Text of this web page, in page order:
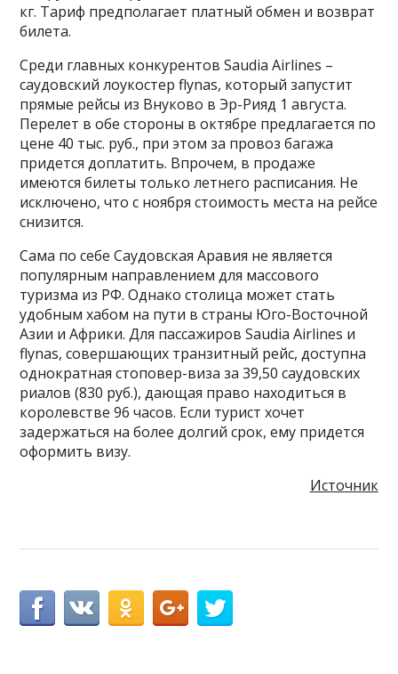
кг. Тариф предполагает платный обмен и возврат
билета.
Среди главных конкурентов Saudia Airlines –
саудовский лоукостер flynas, который запустит
прямые рейсы из Внуково в Эр-Рияд 1 августа.
Перелет в обе стороны в октябре предлагается по
цене 40 тыс. руб., при этом за провоз багажа
придется доплатить. Впрочем, в продаже
имеются билеты только летнего расписания. Не
исключено, что с ноября стоимость места на рейсе
снизится.
Сама по себе Саудовская Аравия не является
популярным направлением для массового
туризма из РФ. Однако столица может стать
удобным хабом на пути в страны Юго-Восточной
Азии и Африки. Для пассажиров Saudia Airlines и
flynas, совершающих транзитный рейс, доступна
однократная стоповер-виза за 39,50 саудовских
риалов (830 руб.), дающая право находиться в
королевстве 96 часов. Если турист хочет
задержаться на более долгий срок, ему придется
оформить визу.
Источник